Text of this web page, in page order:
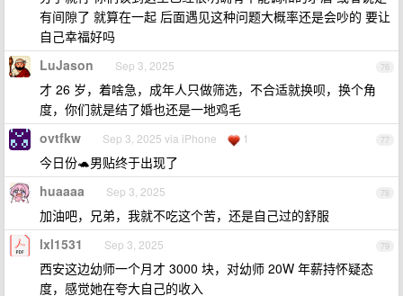
有间隙了 就算在一起 后面遇见这种问题大概率还是会吵的 要让
自己幸福好吗
76
LuJason Sep 3, 2025
才 26 岁，着啥急，成年人只做筛选，不合适就换呗，换个角
度，你们就是结了婚也还是一地鸡毛
77
ovtfkw Sep 3, 2025 via iPhone 1
今日份🐢男贴终于出现了
78
huaaaa Sep 3, 2025
加油吧，兄弟，我就不吃这个苦，还是自己过的舒服
79
lxl1531 Sep 3, 2025
西安这边幼师一个月才 3000 块，对幼师 20W 年薪持怀疑态
度，感觉她在夸大自己的收入